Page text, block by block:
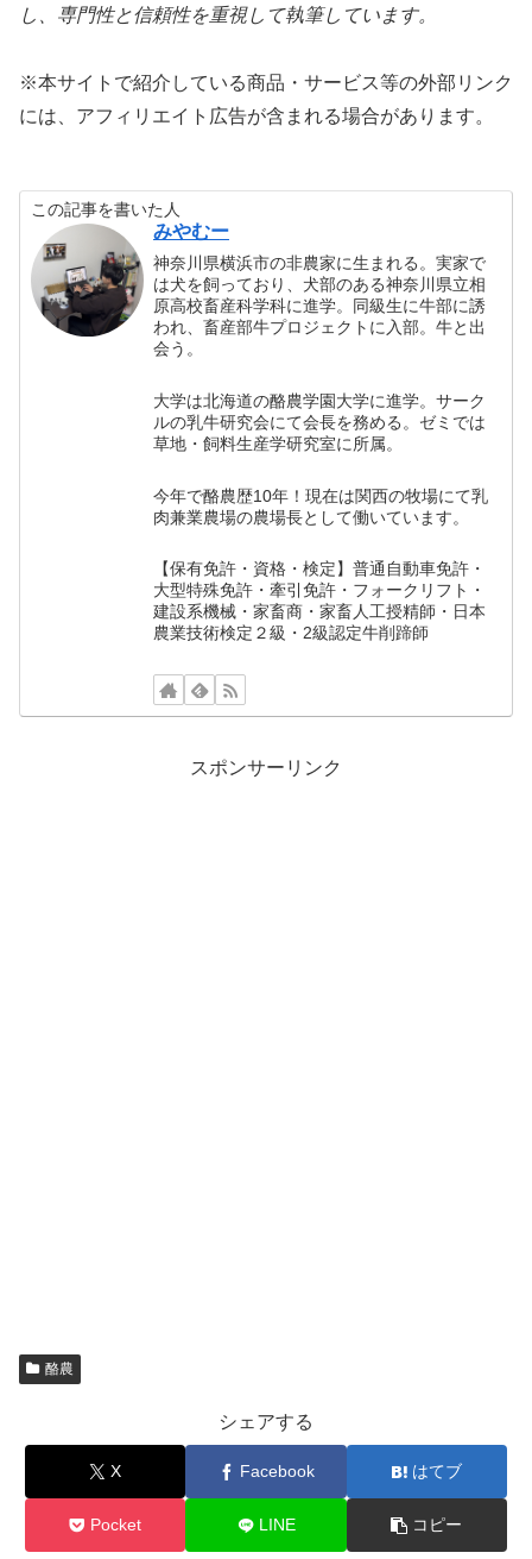
し、専門性と信頼性を重視して執筆しています。
※本サイトで紹介している商品・サービス等の外部リンク
には、アフィリエイト広告が含まれる場合があります。
この記事を書いた人
みやむー
神奈川県横浜市の非農家に生まれる。実家で
は犬を飼っており、犬部のある神奈川県立相
原高校畜産科学科に進学。同級生に牛部に誘
われ、畜産部牛プロジェクトに入部。牛と出
会う。
大学は北海道の酪農学園大学に進学。サーク
ルの乳牛研究会にて会長を務める。ゼミでは
草地・飼料生産学研究室に所属。
今年で酪農歴10年！現在は関西の牧場にて乳
肉兼業農場の農場長として働いています。
【保有免許・資格・検定】普通自動車免許・
大型特殊免許・牽引免許・フォークリフト・
建設系機械・家畜商・家畜人工授精師・日本
農業技術検定２級・2級認定牛削蹄師
スポンサーリンク
酪農
シェアする
X Facebook はてブ
Pocket LINE コピー